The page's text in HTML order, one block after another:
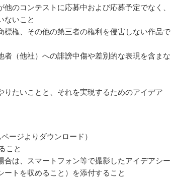
のコンテストに応募中および応募予定でなく、
ないこと
権、その他の第三者の権利を侵害しない作品で
（他社）への誹謗中傷や差別的な表現を含まな
りたいことと、それを実現するためのアイデア
ージよりダウンロード）
こと
は、スマートフォン等で撮影したアイデアシー
ートを収めること）を添付すること